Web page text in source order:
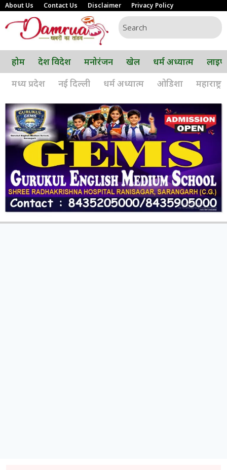
About Us Contact Us Disclaimer Privacy Policy
होम देश विदेश मनोरंजन खेल धर्म अध्यात्म
मध्य प्रदेश
नई दिल्ली धर्म अध्यात्म ओडिशा महाराष्ट्र